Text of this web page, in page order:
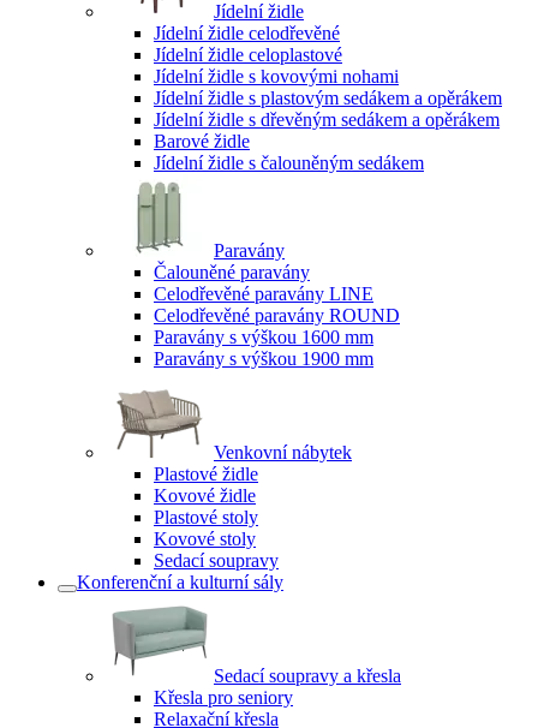
Jídelní židle
Jídelní židle celodřevěné
Jídelní židle celoplastové
Jídelní židle s kovovými nohami
Jídelní židle s plastovým sedákem a opěrákem
Jídelní židle s dřevěným sedákem a opěrákem
Barové židle
Jídelní židle s čalouněným sedákem
Paravány
Čalouněné paravány
Celodřevěné paravány LINE
Celodřevěné paravány ROUND
Paravány s výškou 1600 mm
Paravány s výškou 1900 mm
Venkovní nábytek
Plastové židle
Kovové židle
Plastové stoly
Kovové stoly
Sedací soupravy
Konferenční a kulturní sály
Sedací soupravy a křesla
Křesla pro seniory
Relaxační křesla